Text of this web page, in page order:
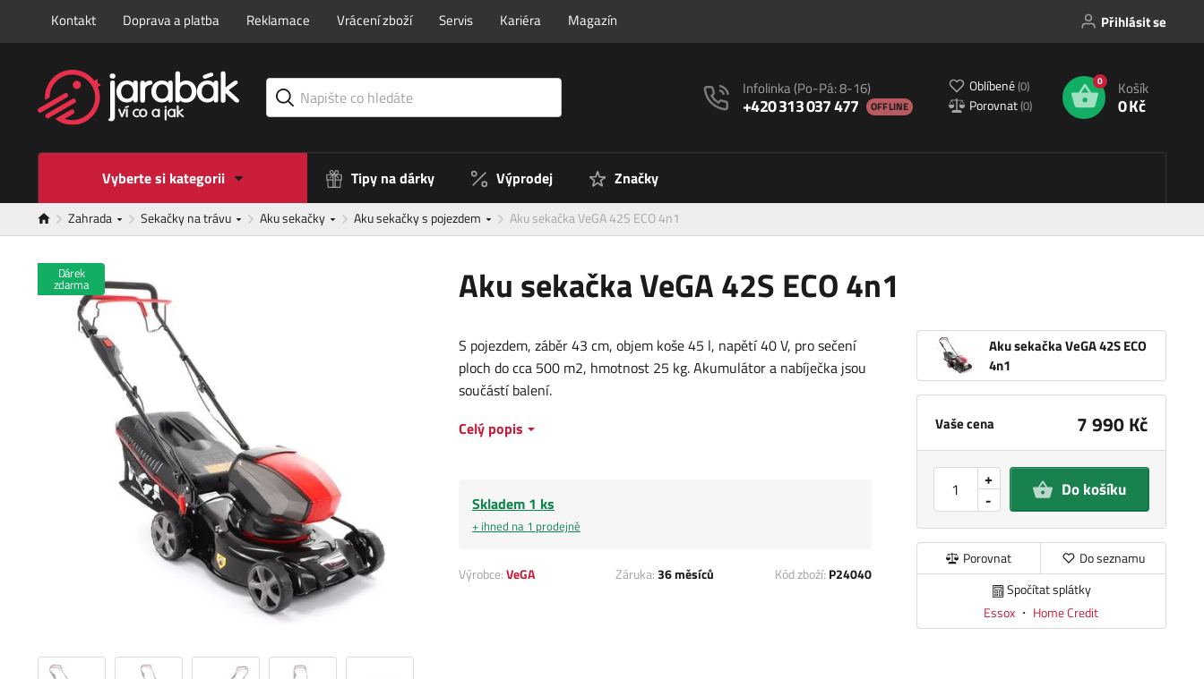
Kontakt Doprava a platba Reklamace Vrácení zboží Servis Kariéra Magazín Přihlásit se
Infolinka(Po-Pá: 8-16)
+420 313 037 477 OFFLINE
Oblíbené(0)
Porovnat(0)
0 Košík
0 Kč
Vyberte si kategorii Tipy na dárky Výprodej Značky
Zahrada Sekačky na trávu Aku sekačky Aku sekačky s pojezdem Aku sekačka VeGA 42S ECO 4n1
Aku sekačka VeGA 42S ECO 4n1
Dárek
zdarma
Aku sekačka VeGA 42S ECO
4n1
Vaše cena 7 990 Kč
-
+ Do košíku
Porovnat
Do seznamu
Spočítat splátky
Essox ・ Home Credit
S pojezdem, záběr 43 cm, objem koše 45 l, napětí 40 V, pro sečení
ploch do cca 500 m2, hmotnost 25 kg. Akumulátor a nabíječka jsou
součástí balení.
Celý popis
Skladem 1 ks
+ ihned na 1 prodejně
Výrobce:VeGA Záruka:36 měsíců Kód zboží: P24040